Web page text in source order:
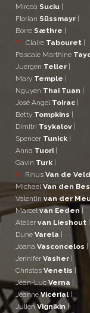
Mircea Suciu |
Florian Süssmayr |
Borre Sæthre |
T
Claire Tabouret |
Pascale Marthine
Juergen Teller |
Mary Temple |
Nguyen Thai Tuan |
José Angel Toirac |
Betty Tompkins |
Dimitri Tsykalov |
Spencer Tunick |
Anna Tuori |
Gavin Turk |
V
Rinus Van de
Michael Van den
Valentin van der
Marcelvan Eeden|
Atelier van Lieshout |
Dune Varela |
Joana Vasconcelos |
Jennifer Vasher |
Christos Venetis |
Jean-Luc Verna |
JeanneVicérial |
JulienVignikin |